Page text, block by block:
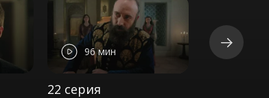
96 мин
22 серия
89